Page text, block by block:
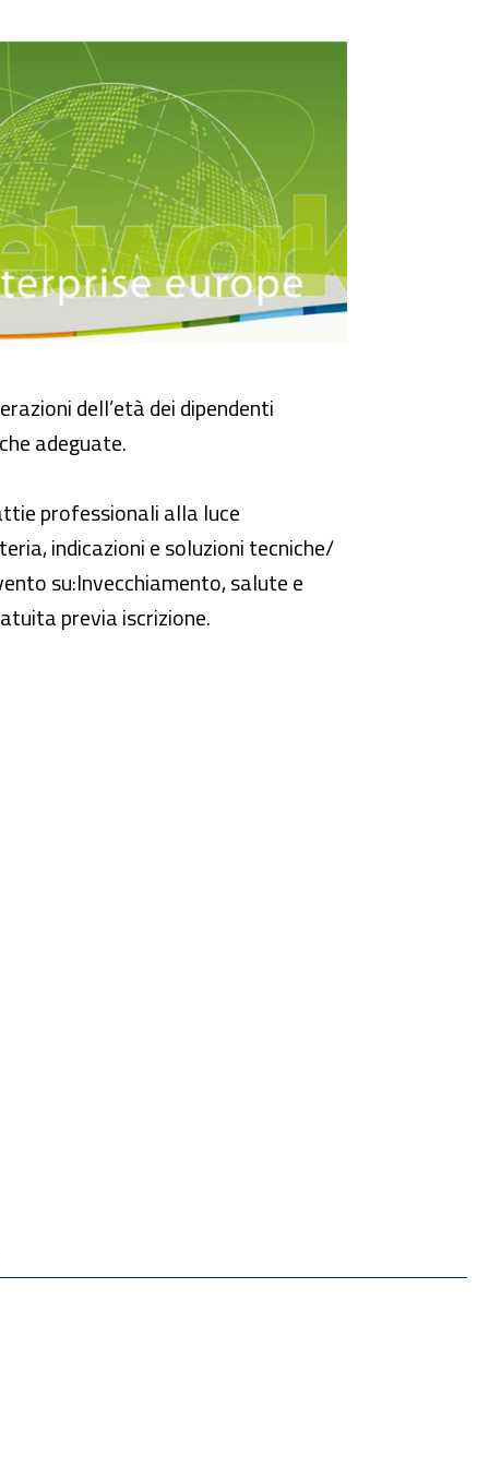
le imprese
dell’età dei dipendenti
adeguate.
professionali alla luce
indicazioni e soluzioni tecniche/
su:Invecchiamento, salute e
previa iscrizione.
nuova finestra